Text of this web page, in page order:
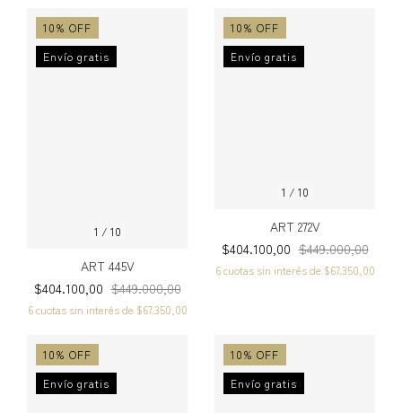
1 / 10
10% OFF
Envío gratis
ART 445V
$404.100,00 $449.000,00
6 cuotas sin interés de $67.350,00
1 / 10
10% OFF
Envío gratis
ART 272V
$404.100,00 $449.000,00
6 cuotas sin interés de $67.350,00
10% OFF
Envío gratis
10% OFF
Envío gratis